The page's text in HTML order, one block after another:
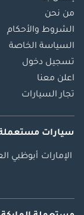
من نحن
الشروط والأحكام
السياسة الخاصة
تسجيل دخول
اعلن معنا
تجار السيارات
سيارات
الإمارات أبوظبي